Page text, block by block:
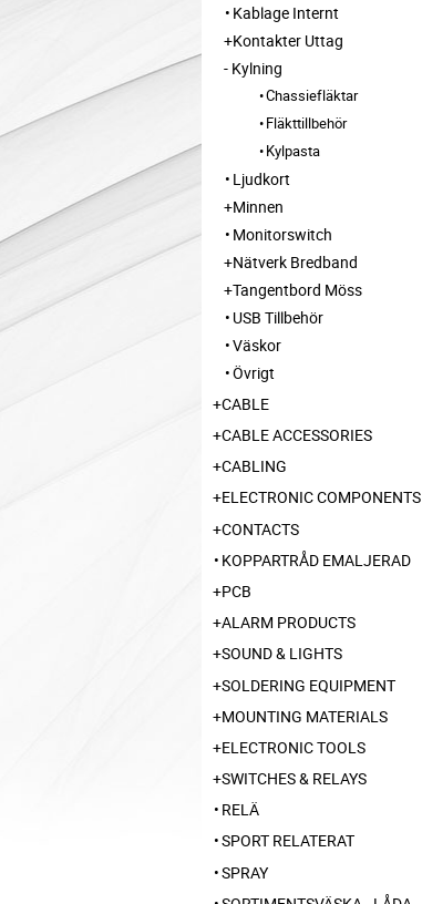
Kablage Internt
Kontakter Uttag
Kylning
Chassiefläktar
Fläkttillbehör
Kylpasta
Ljudkort
Minnen
Monitorswitch
Nätverk Bredband
Tangentbord Möss
USB Tillbehör
Väskor
Övrigt
CABLE
CABLE ACCESSORIES
CABLING
ELECTRONIC COMPONENTS
CONTACTS
KOPPARTRÅD EMALJERAD
PCB
ALARM PRODUCTS
SOUND & LIGHTS
SOLDERING EQUIPMENT
MOUNTING MATERIALS
ELECTRONIC TOOLS
SWITCHES & RELAYS
RELÄ
SPORT RELATERAT
SPRAY